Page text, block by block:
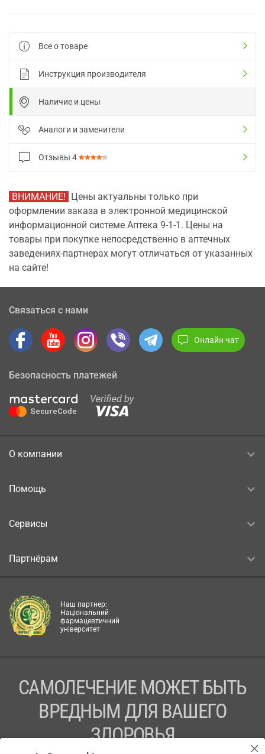
Все о товаре
Инструкция производителя
Наличие и цены
Аналоги и заменители
Отзывы 4
ВНИМАНИЕ! Цены актуальны только при
оформлении заказа в электронной медицинской
информационной системе Аптека 9-1-1. Цены на
товары при покупке непосредственно в аптечных
заведениях-партнерах могут отличаться от указанных
на сайте!
Связаться с нами
Онлайн чат
Безопасность платежей
О компании
Помощь
Сервисы
Партнёрам
Наш партнер:
Національний
фармацевтичний
університет
САМОЛЕЧЕНИЕ МОЖЕТ БЫТЬ
ВРЕДНЫМ ДЛЯ ВАШЕГО
ЗДОРОВЬЯ